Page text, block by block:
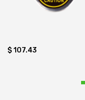
$ 107.43